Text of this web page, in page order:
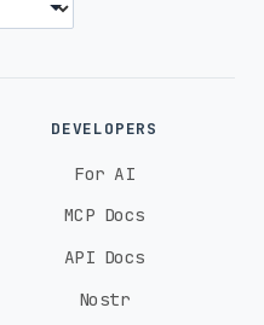
DEVELOPERS
For AI
MCP Docs
API Docs
Nostr